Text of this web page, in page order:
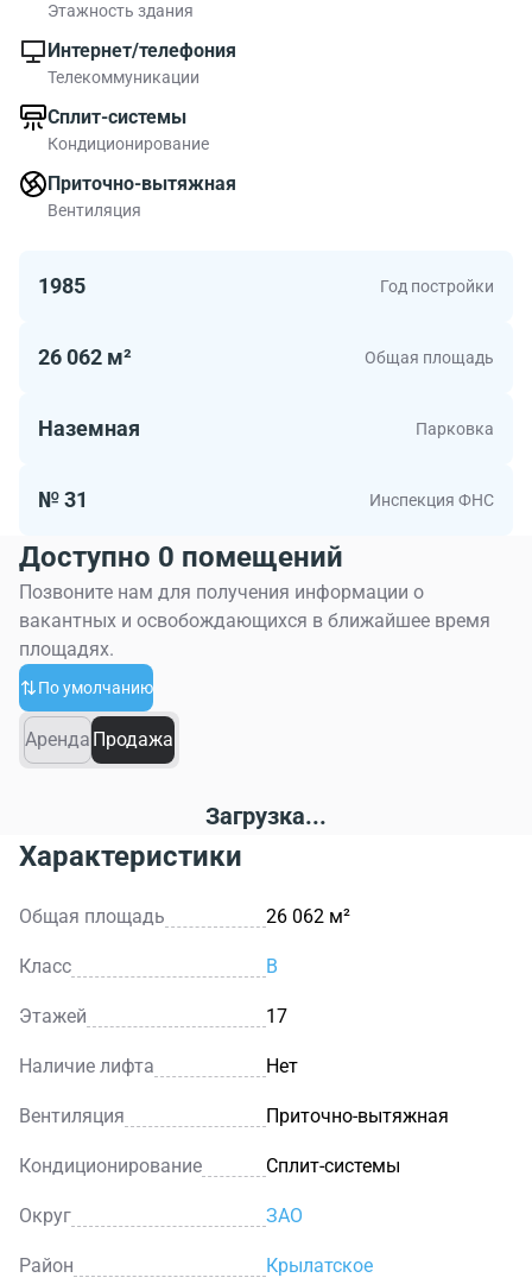
дома Osennij b-r 5b1 можно посмотреть на фото. На
карте, можно ознакомиться с районом где находится
жилой дом Osennij b-r 5b1. Инфраструктура в районе
Общая площадь 26062 метров квадратных. Жилой
дом Осенний б-р, 5к1 выбирают те кто ценит
современные офисы.
Этажность здания
Интернет/телефония
Телекоммуникации
Сплит-системы
Кондиционирование
Приточно-вытяжная
Вентиляция
1985 Год постройки
26 062 м² Общая площадь
Наземная Парковка
№ 31 Инспекция ФНС
Доступно 0 помещений
Позвоните нам для получения информации о
вакантных и освобождающихся в ближайшее время
площадях.
По умолчанию
Аренда Продажа
Загрузка...
Характеристики
Общая площадь 26 062 м²
Класс B
Этажей 17
Наличие лифта Нет
Вентиляция Приточно-вытяжная
Кондиционирование Сплит-системы
Округ ЗАО
Район Крылатское